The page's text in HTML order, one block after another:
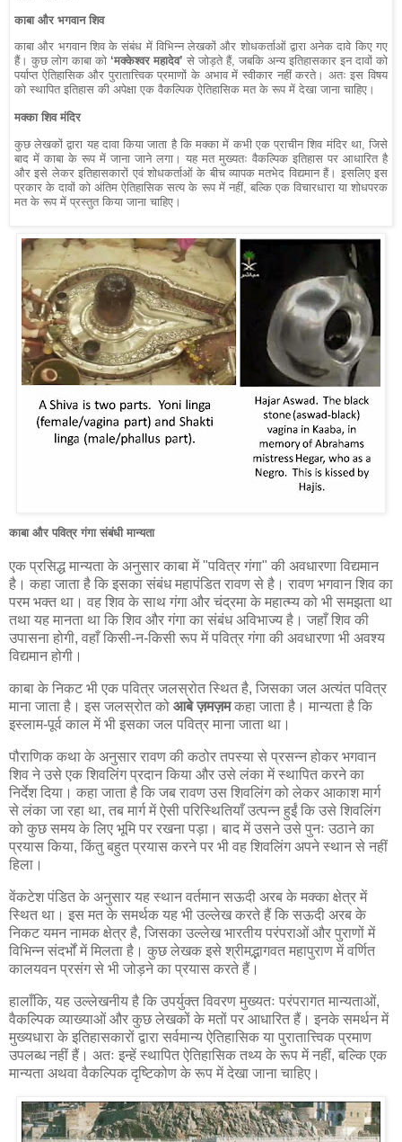
काबा और भगवान शिव
काबा और भगवान शिव के संबंध में विभिन्न लेखकों और शोधकर्ताओं द्वारा अनेक दावे किए गए
हैं। कुछ लोग काबा को ‘मक्केश्वर महादेव’ से जोड़ते हैं, जबकि अन्य इतिहासकार इन दावों को
पर्याप्त ऐतिहासिक और पुरातात्त्विक प्रमाणों के अभाव में स्वीकार नहीं करते। अतः इस विषय
को स्थापित इतिहास की अपेक्षा एक वैकल्पिक ऐतिहासिक मत के रूप में देखा जाना चाहिए।
मक्का शिव मंदिर
कुछ लेखकों द्वारा यह दावा किया जाता है कि मक्का में कभी एक प्राचीन शिव मंदिर था, जिसे
बाद में काबा के रूप में जाना जाने लगा। यह मत मुख्यतः वैकल्पिक इतिहास पर आधारित है
और इसे लेकर इतिहासकारों एवं शोधकर्ताओं के बीच व्यापक मतभेद विद्यमान हैं। इसलिए इस
प्रकार के दावों को अंतिम ऐतिहासिक सत्य के रूप में नहीं, बल्कि एक विचारधारा या शोधपरक
मत के रूप में प्रस्तुत किया जाना चाहिए।
काबा और पवित्र गंगा संबंधी मान्यता
एक प्रसिद्ध मान्यता के अनुसार काबा में "पवित्र गंगा" की अवधारणा विद्यमान
है। कहा जाता है कि इसका संबंध महापंडित रावण से है। रावण भगवान शिव का
परम भक्त था। वह शिव के साथ गंगा और चंद्रमा के महात्म्य को भी समझता था
तथा यह मानता था कि शिव और गंगा का संबंध अविभाज्य है। जहाँ शिव की
उपासना होगी, वहाँ किसी-न-किसी रूप में पवित्र गंगा की अवधारणा भी अवश्य
विद्यमान होगी।
काबा के निकट भी एक पवित्र जलस्रोत स्थित है, जिसका जल अत्यंत पवित्र
माना जाता है। इस जलस्रोत को आबे ज़मज़मकहा जाता है। मान्यता है कि
इस्लाम-पूर्व काल में भी इसका जल पवित्र माना जाता था।
पौराणिक कथा के अनुसार रावण की कठोर तपस्या से प्रसन्न होकर भगवान
शिव ने उसे एक शिवलिंग प्रदान किया और उसे लंका में स्थापित करने का
निर्देश दिया। कहा जाता है कि जब रावण उस शिवलिंग को लेकर आकाश मार्ग
से लंका जा रहा था, तब मार्ग में ऐसी परिस्थितियाँ उत्पन्न हुईं कि उसे शिवलिंग
को कुछ समय के लिए भूमि पर रखना पड़ा। बाद में उसने उसे पुनः उठाने का
प्रयास किया, किंतु बहुत प्रयास करने पर भी वह शिवलिंग अपने स्थान से नहीं
हिला।
वेंकटेश पंडित के अनुसार यह स्थान वर्तमान सऊदी अरब के मक्का क्षेत्र में
स्थित था। इस मत के समर्थक यह भी उल्लेख करते हैं कि सऊदी अरब के
निकट यमन नामक क्षेत्र है, जिसका उल्लेख भारतीय परंपराओं और पुराणों में
विभिन्न संदर्भों में मिलता है। कुछ लेखक इसे श्रीमद्भागवत महापुराण में वर्णित
कालयवन प्रसंग से भी जोड़ने का प्रयास करते हैं।
हालाँकि, यह उल्लेखनीय है कि उपर्युक्त विवरण मुख्यतः परंपरागत मान्यताओं,
वैकल्पिक व्याख्याओं और कुछ लेखकों के मतों पर आधारित हैं। इनके समर्थन में
मुख्यधारा के इतिहासकारों द्वारा सर्वमान्य ऐतिहासिक या पुरातात्त्विक प्रमाण
उपलब्ध नहीं हैं। अतः इन्हें स्थापित ऐतिहासिक तथ्य के रूप में नहीं, बल्कि एक
मान्यता अथवा वैकल्पिक दृष्टिकोण के रूप में देखा जाना चाहिए।